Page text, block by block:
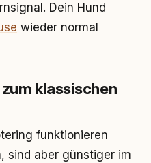
Dein Hund
wieder normal
klassischen
funktionieren
sind aber günstiger im